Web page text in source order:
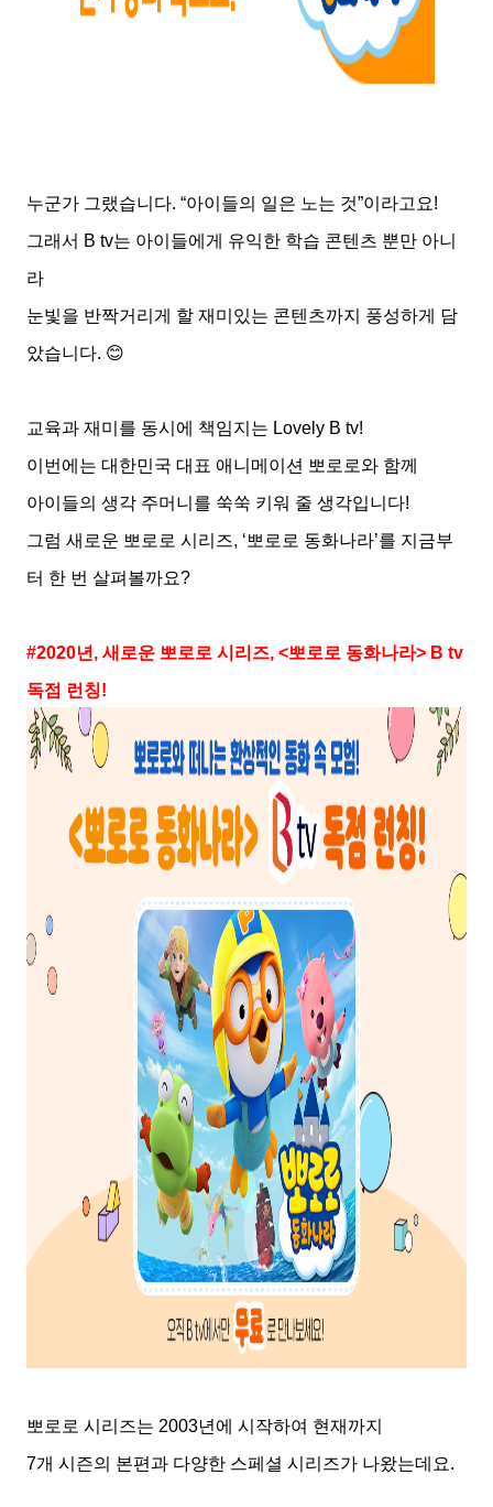
누군가 그랬습니다. “아이들의 일은 노는 것”이라고요!
그래서 B tv는 아이들에게 유익한 학습 콘텐츠 뿐만 아니
라
눈빛을 반짝거리게 할 재미있는 콘텐츠까지 풍성하게 담
았습니다. 😊
교육과 재미를 동시에 책임지는 Lovely B tv!
이번에는 대한민국 대표 애니메이션 뽀로로와 함께
아이들의 생각 주머니를 쑥쑥 키워 줄 생각입니다!
그럼 새로운 뽀로로 시리즈, ‘뽀로로 동화나라’를 지금부
터 한 번 살펴볼까요?
#2020년 , 새로운 뽀로로 시리즈, <뽀로로 동화나라> B tv
독점 런칭!
뽀로로 시리즈는 2003년에 시작하여 현재까지
7개 시즌의 본편과 다양한 스페셜 시리즈가 나왔는데요.